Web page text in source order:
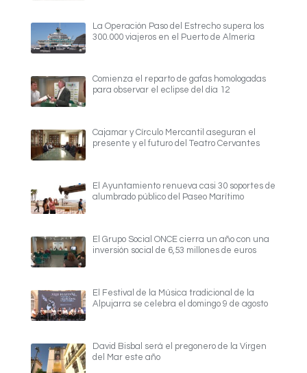
La Operación Paso del Estrecho supera los
300.000 viajeros en el Puerto de Almería
Comienza el reparto de gafas homologadas
para observar el eclipse del día 12
Cajamar y Círculo Mercantil aseguran el
presente y el futuro del Teatro Cervantes
El Ayuntamiento renueva casi 30 soportes de
alumbrado público del Paseo Marítimo
El Grupo Social ONCE cierra un año con una
inversión social de 6,53 millones de euros
El Festival de la Música tradicional de la
Alpujarra se celebra el domingo 9 de agosto
David Bisbal será el pregonero de la Virgen
del Mar este año